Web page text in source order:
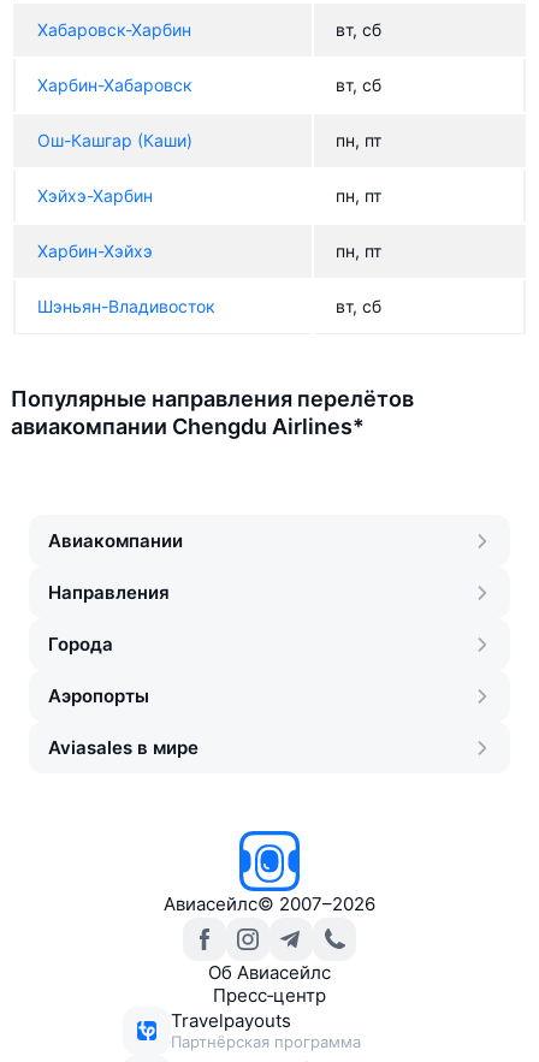
Хабаровск-Харбин вт, сб
Харбин-Хабаровск вт, сб
Ош-Кашгар (Каши) пн, пт
Хэйхэ-Харбин пн, пт
Харбин-Хэйхэ пн, пт
Шэньян-Владивосток вт, сб
Популярные направления перелётов
авиакомпании Chengdu Airlines*
Авиакомпании
Направления
Города
Аэропорты
Aviasales в мире
Авиасейлс© 2007–2026
Об Авиасейлс
Пресс‑центр
Travelpayouts
Партнёрская программа